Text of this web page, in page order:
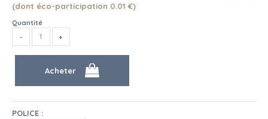
(dont éco-participation 0.01 €)
Quantité
POLICE :